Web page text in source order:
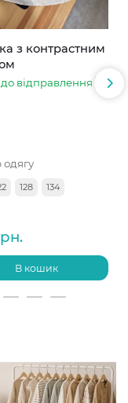
з контрастним
до відправлення
одягу
128 134
В кошик